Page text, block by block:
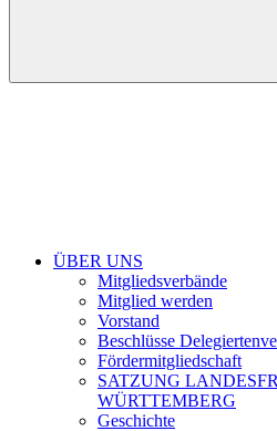
ÜBER UNS
Mitgliedsverbände
Mitglied werden
Vorstand
Beschlüsse
Fördermitgliedschaft
SATZUNG
WÜRTTEMBERG
Geschichte